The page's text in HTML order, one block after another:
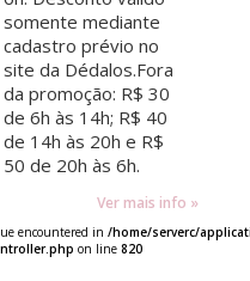
somente mediante
cadastro prévio no
site da Dédalos.Fora
da promoção: R$ 30
de 6h às 14h; R$ 40
de 14h às 20h e R$
50 de 20h às 6h.
Ver mais info »
encountered in /home/serverc/
on line 820